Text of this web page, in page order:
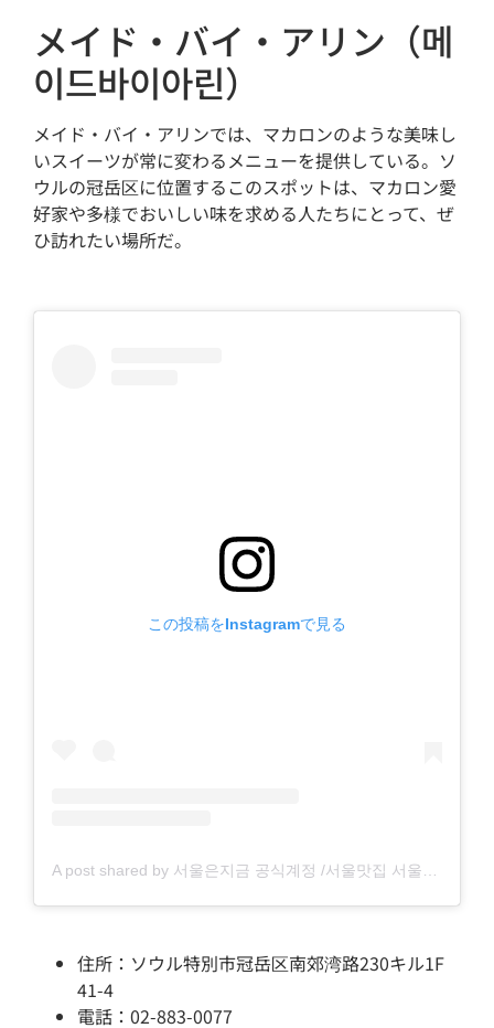
メイド・バイ・アリン（메
이드바이아린）
メイド・バイ・アリンでは、マカロンのような美味し
いスイーツが常に変わるメニューを提供している。ソ
ウルの冠岳区に位置するこのスポットは、マカロン愛
好家や多様でおいしい味を求める人たちにとって、ぜ
ひ訪れたい場所だ。
この投稿をInstagramで見る
A post shared by 서울은지금 공식계정 /서울맛집 서울카페 서울핫플 서울여행 (@seoulnow_)
住所：ソウル特別市冠岳区南郊湾路230キル1F
41-4
電話：02-883-0077